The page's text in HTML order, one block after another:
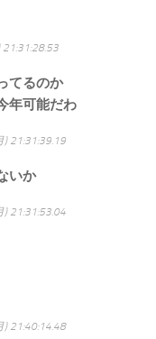
てるのか
年可能だわ
21:31:39.19
いか
21:31:53.04
21:40:14.48